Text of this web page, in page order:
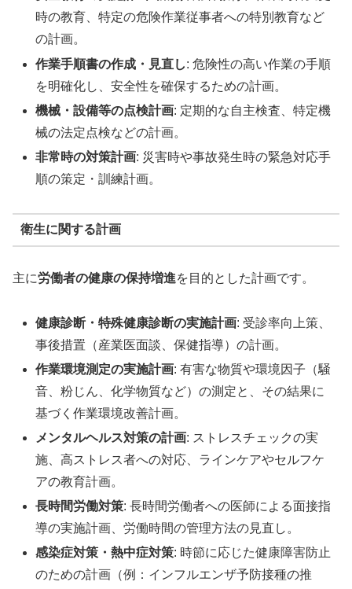
時の教育、特定の危険作業従事者への特別教育など
の計画。
作業手順書の作成・見直し: 危険性の高い作業の手順
を明確化し、安全性を確保するための計画。
機械・設備等の点検計画: 定期的な自主検査、特定機
械の法定点検などの計画。
非常時の対策計画: 災害時や事故発生時の緊急対応手
順の策定・訓練計画。
衛生に関する計画
主に労働者の健康の保持増進を目的とした計画です。
健康診断・特殊健康診断の実施計画: 受診率向上策、
事後措置（産業医面談、保健指導）の計画。
作業環境測定の実施計画: 有害な物質や環境因子（騒
音、粉じん、化学物質など）の測定と、その結果に
基づく作業環境改善計画。
メンタルヘルス対策の計画: ストレスチェックの実
施、高ストレス者への対応、ラインケアやセルフケ
アの教育計画。
長時間労働対策: 長時間労働者への医師による面接指
導の実施計画、労働時間の管理方法の見直し。
感染症対策・熱中症対策: 時節に応じた健康障害防止
のための計画（例：インフルエンザ予防接種の推